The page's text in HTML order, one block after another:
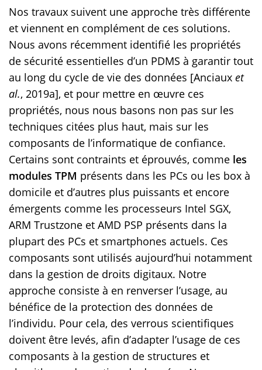
Nos travaux suivent une approche très différente
et viennent en complément de ces solutions.
Nous avons récemment identifié les propriétés
de sécurité essentielles d’un PDMS à garantir tout
au long du cycle de vie des données [Anciaux et
al., 2019a], et pour mettre en œuvre ces
propriétés, nous nous basons non pas sur les
techniques citées plus haut, mais sur les
composants de l’informatique de confiance.
Certains sont contraints et éprouvés, comme les
modules TPM présents dans les PCs ou les box à
domicile et d’autres plus puissants et encore
émergents comme les processeurs Intel SGX,
ARM Trustzone et AMD PSP présents dans la
plupart des PCs et smartphones actuels. Ces
composants sont utilisés aujourd’hui notamment
dans la gestion de droits digitaux. Notre
approche consiste à en renverser l’usage, au
bénéfice de la protection des données de
l’individu. Pour cela, des verrous scientifiques
doivent être levés, afin d’adapter l’usage de ces
composants à la gestion de structures et